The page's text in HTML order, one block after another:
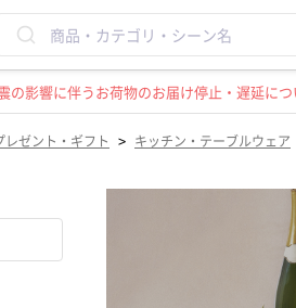
の影響に伴うお荷物のお届け停止・遅延につ
レゼント・ギフト > キッチン・テーブルウェア